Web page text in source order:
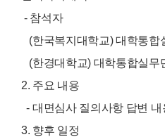
- 참석자
(한국복지대학교) 대학통합
(한경대학교) 대학통합실무
2. 주요 내용
- 대면심사 질의사항 답변 내
3. 향후 일정